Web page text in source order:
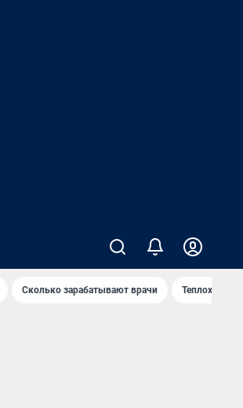
Сколько зарабатывают врачи Теплоход